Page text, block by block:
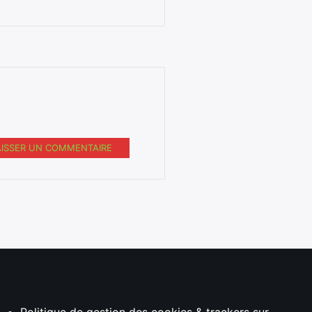
UN COMMENTAIRE